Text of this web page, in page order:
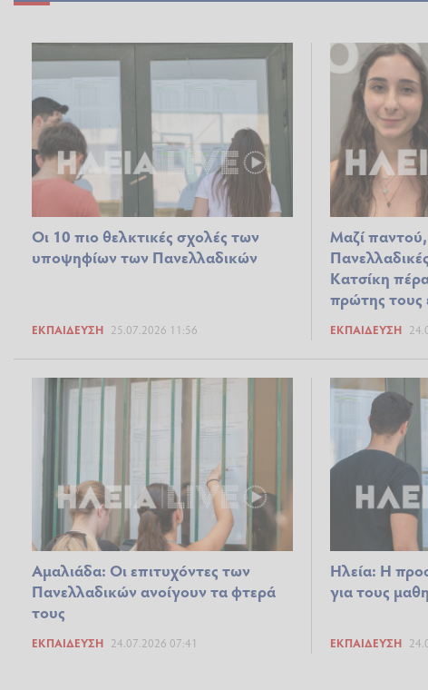
Οι 10 πιο θελκτικές σχολές των
υποψηφίων των Πανελλαδικών
ΕΚΠΑΊΔΕΥΣΗ 25.07.2026 11:56
Μαζί παντού,
Κατσίκη
πρώτης τους
ΕΚΠΑΊΔΕΥΣΗ
Αμαλιάδα: Οι επιτυχόντες των
Πανελλαδικών ανοίγουν τα φτερά
τους
ΕΚΠΑΊΔΕΥΣΗ 24.07.2026 07:41
Ηλεία: Η
για τους
ΕΚΠΑΊΔΕΥΣΗ